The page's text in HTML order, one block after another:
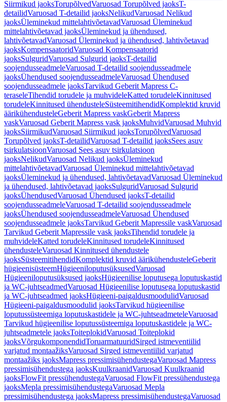
Siirmikud jaoksTorupõlvedVaruosad Torupõlved jaoksT-
detailidVaruosad T-detailid jaoksNelikudVaruosad Nelikud
jaoksÜleminekud mittelahtivõetavadVaruosad Üleminekud
mittelahtivõetavad jaoksÜleminekud ja ühendused,
lahtivõetavadVaruosad Üleminekud ja ühendused, lahtivõetavad
jaoksKompensaatoridVaruosad Kompensaatorid
jaoksSulguridVaruosad Sulgurid jaoksT-detailid
soojendusseadmeleVaruosad T-detailid soojendusseadmele
jaoksÜhendused soojendusseadmeleVaruosad Ühendused
soojendusseadmele jaoksTarvikud Geberit Mapress C-
teraseleTihendid torudele ja muhvideleKatted torudeleKinnitused
torudeleKinnitused ühendusteleSüsteemitihendidKomplektid kruvid
äärikühendusteleGeberit Mapress vaskGeberit Mapress
vaskVaruosad Geberit Mapress vask jaoksMuhvidVaruosad Muhvid
jaoksSiirmikudVaruosad Siirmikud jaoksTorupõlvedVaruosad
Torupõlved jaoksT-detailidVaruosad T-detailid jaoksSees asuv
tsirkulatsioonVaruosad Sees asuv tsirkulatsioon
jaoksNelikudVaruosad Nelikud jaoksÜleminekud
mittelahtivõetavadVaruosad Üleminekud mittelahtivõetavad
jaoksÜleminekud ja ühendused, lahtivõetavadVaruosad Üleminekud
ja ühendused, lahtivõetavad jaoksSulguridVaruosad Sulgurid
jaoksÜhendusedVaruosad Ühendused jaoksT-detailid
soojendusseadmeleVaruosad T-detailid soojendusseadmele
jaoksÜhendused soojendusseadmeleVaruosad Ühendused
soojendusseadmele jaoksTarvikud Geberit Mapressile vaskVaruosad
Tarvikud Geberit Mapressile vask jaoksTihendid torudele ja
muhvideleKatted torudeleKinnitused torudeleKinnitused
ühendusteleVaruosad Kinnitused ühendustele
jaoksSüsteemitihendidKomplektid kruvid äärikühendusteleGeberit
hügieenisüsteemHügieeniloputusüksusedVaruosad
Hügieeniloputusüksused jaoksHügieenilise loputusega loputuskastid
ja WC-juhtseadmedVaruosad Hügieenilise loputusega loputuskastid
ja WC-juhtseadmed jaoksHügieeni-paigaldusmoodulidVaruosad
Hügieeni-paigaldusmoodulid jaoksTarvikud hügieenilise
loputussüsteemiga loputuskastidele ja WC-juhtseadmeteleVaruosad
Tarvikud hügieenilise loputussüsteemiga loputuskastidele ja WC-
juhtseadmetele jaoksToiteplokidVaruosad Toiteplokid
jaoksVõrgukomponendidToruarmatuuridSirged istmeventiilid
varjatud montaažiksVaruosad Sirged istmeventiilid varjatud
montaažiks jaoksMapress pressimisühendustegaVaruosad Mapress
pressimisühendustega jaoksKuulkraanidVaruosad Kuulkraanid
jaoksFlowFit pressühendustegaVaruosad FlowFit pressühendustega
jaoksMepla pressimisühendustegaVaruosad Mepla
pressimisühendustega jaoksMapress pressimisühendustegaVaruosad